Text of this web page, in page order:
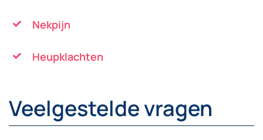
Nekpijn
Heupklachten
Veelgestelde vragen